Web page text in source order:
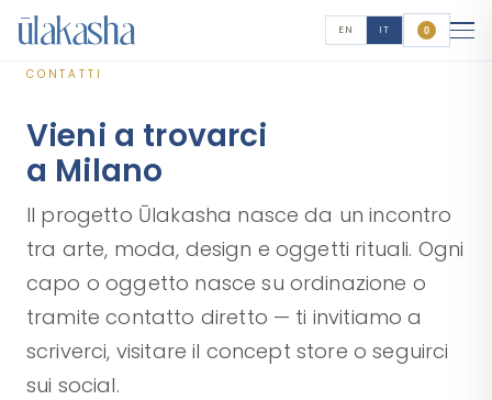
EN IT 0
CONTATTI
Vieni a trovarci
a Milano
Il progetto Ūlakasha nasce da un incontro
tra arte, moda, design e oggetti rituali. Ogni
capo o oggetto nasce su ordinazione o
tramite contatto diretto — ti invitiamo a
scriverci, visitare il concept store o seguirci
sui social.